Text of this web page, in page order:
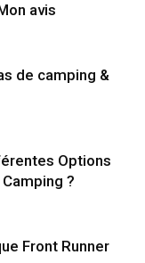
avis
de camping &
Options
?
Front Runner